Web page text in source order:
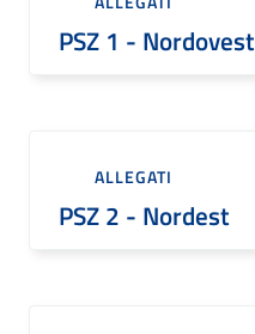
PSZ 1 - Nordovest
ALLEGATI
PSZ 2 - Nordest